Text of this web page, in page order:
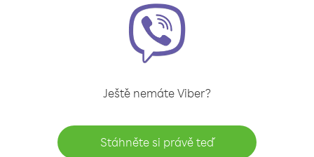
Ještě nemáte Viber?
Stáhněte si právě teď